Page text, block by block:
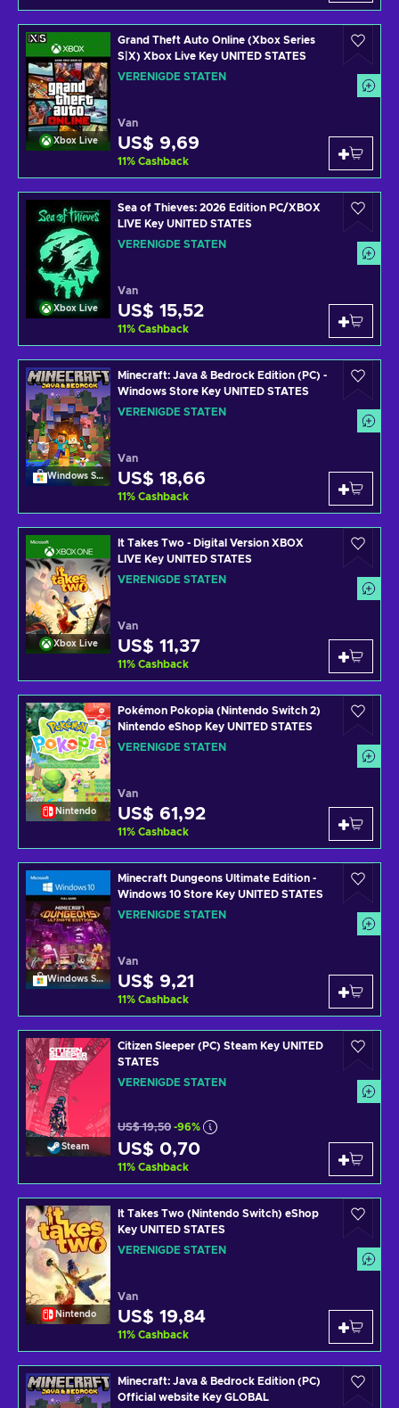
Xbox Live
Grand Theft Auto Online (Xbox Series
S|X) Xbox Live Key UNITED STATES
VERENIGDE STATEN
Van
US$ 9,69
11% Cashback
Xbox Live
Sea of Thieves: 2026 Edition PC/XBOX
LIVE Key UNITED STATES
VERENIGDE STATEN
Van
US$ 15,52
11% Cashback
Windows Store
Minecraft: Java & Bedrock Edition (PC) -
Windows Store Key UNITED STATES
VERENIGDE STATEN
Van
US$ 18,66
11% Cashback
Xbox Live
It Takes Two - Digital Version XBOX
LIVE Key UNITED STATES
VERENIGDE STATEN
Van
US$ 11,37
11% Cashback
Nintendo
Pokémon Pokopia (Nintendo Switch 2)
Nintendo eShop Key UNITED STATES
VERENIGDE STATEN
Van
US$ 61,92
11% Cashback
Windows Store
Minecraft Dungeons Ultimate Edition -
Windows 10 Store Key UNITED STATES
VERENIGDE STATEN
Van
US$ 9,21
11% Cashback
Steam
Citizen Sleeper (PC) Steam Key UNITED
STATES
VERENIGDE STATEN
US$ 19,50 -96%
US$ 0,70
11% Cashback
Nintendo
It Takes Two (Nintendo Switch) eShop
Key UNITED STATES
VERENIGDE STATEN
Van
US$ 19,84
11% Cashback
Minecraft: Java & Bedrock Edition (PC)
Official website Key GLOBAL